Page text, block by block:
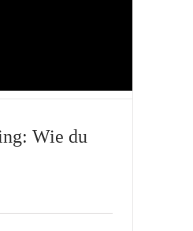
Wie du